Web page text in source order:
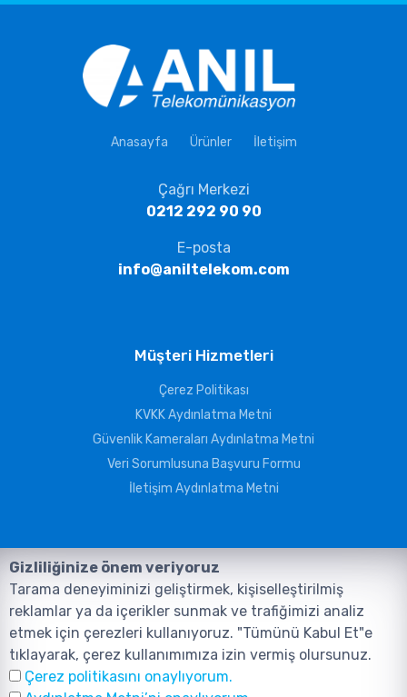
Anasayfa Ürünler İletişim
Çağrı Merkezi
0212 292 90 90
E-posta
info@aniltelekom.com
Müşteri Hizmetleri
Çerez Politikası
KVKK Aydınlatma Metni
Güvenlik Kameraları Aydınlatma Metni
Veri Sorumlusuna Başvuru Formu
İletişim Aydınlatma Metni
©2026, Tüm Hakları ANIL TELEKOMÜNİKASYON GÜVENLİK VE BİLİŞİM
SİSTEMLERİ SAN. TİC. LTD. ŞTİ. aittir.Tasarım ve Yazılım:
Gizliliğinize önem veriyoruz
Tarama deneyiminizi geliştirmek, kişiselleştirilmiş
reklamlar ya da içerikler sunmak ve trafiğimizi analiz
etmek için çerezleri kullanıyoruz. "Tümünü Kabul Et"e
tıklayarak, çerez kullanımımıza izin vermiş olursunuz.
Çerez politikasını onaylıyorum.